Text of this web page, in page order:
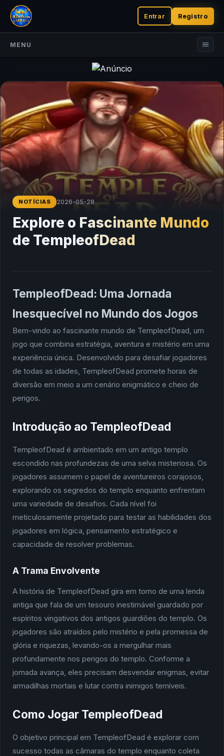
Entrar Registro
MENU
NOTÍCIAS 2026-05-28
Explore o Fascinante Mundo
de TempleofDead
TempleofDead: Uma Jornada
Inesquecível no Mundo dos Jogos
Bem-vindo ao fascinante mundo de TempleofDead, um
jogo que combina estratégia, aventura e mistério em uma
experiência única. Desenvolvido para desafiar jogadores
de todas as idades, TempleofDead promete horas de
diversão em meio a um cenário enigmático e cheio de
perigos.
Introdução ao TempleofDead
TempleofDead é ambientado em um antigo templo
escondido nas profundezas de uma selva misteriosa. Os
jogadores assumem o papel de aventureiros corajosos,
explorando os segredos do templo enquanto enfrentam
uma variedade de desafios. Cada nível foi
meticulosamente projetado para testar as habilidades dos
jogadores em lógica, pensamento estratégico e
capacidade de resolver problemas.
A Trama Envolvente
A história de TempleofDead gira em torno de uma lenda
antiga que fala de um tesouro inestimável guardado por
espíritos vingativos dos antigos guardiões do templo. Os
jogadores são atraídos pelo mistério e pela promessa de
glória e riquezas, levando-os a mergulhar mais
profundamente nos perigos do templo. Conforme a
jornada avança, eles precisam desvendar enigmas, evitar
armadilhas mortais e lutar contra inimigos temíveis.
Como Jogar TempleofDead
O objetivo principal em TempleofDead é explorar com
sucesso todas as câmaras do templo enquanto coleta